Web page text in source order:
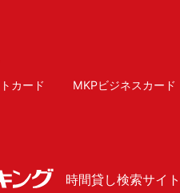
カード MKPビジネスカード
時間貸し検索サイト